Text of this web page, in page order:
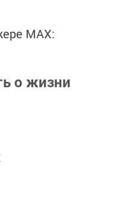
MАХ:
о жизни